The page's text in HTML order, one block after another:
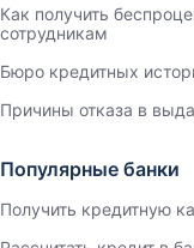
Как получить
сотрудникам
Бюро кредитных
Причины отказа в
Популярные банки
Получить кредитную